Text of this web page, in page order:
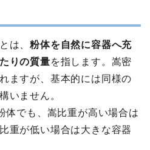
は、粉体を自然に容器へ充
りの質量を指します。嵩密
ますが、基本的には同様の
いません。
体でも、嵩比重が高い場合は
重が低い場合は大きな容器